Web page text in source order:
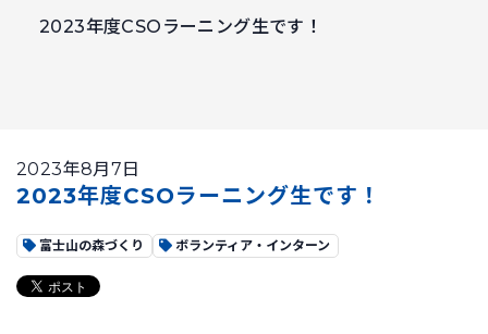
2023年度CSOラーニング生です！
2023年8月7日
2023年度CSOラーニング生です！
富士山の森づくり ボランティア・インターン